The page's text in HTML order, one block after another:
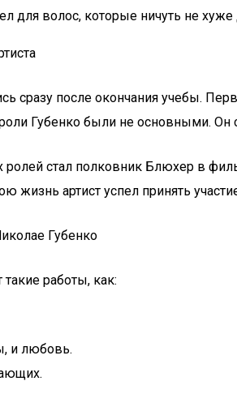
для волос, которые ничуть не
сразу после окончания учебы.
Губенко были не основными. Он
ролей стал полковник Блюхер в
жизнь артист успел принять
Губенко
работы, как:
и любовь.